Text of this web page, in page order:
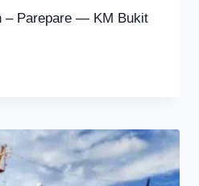
– Parepare — KM Bukit